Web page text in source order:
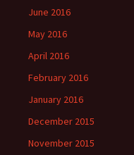
June 2016
May 2016
April 2016
February 2016
January 2016
December 2015
November 2015